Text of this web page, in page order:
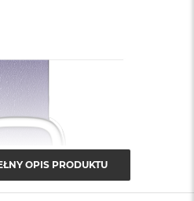
OPIS PRODUKTU